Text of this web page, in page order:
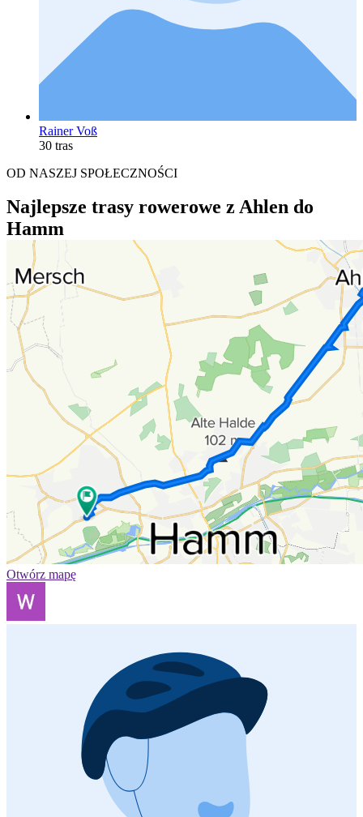
Rainer Voß
30 tras
OD NASZEJ SPOŁECZNOŚCI
Najlepsze trasy rowerowe z Ahlen do
Hamm
Otwórz mapę